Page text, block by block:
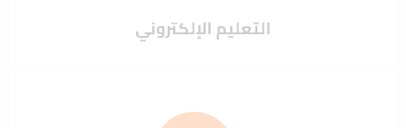
التعليم الإلكتروني